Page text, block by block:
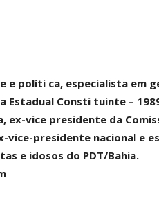
e políti ca, especialista em
Estadual Consti tuinte –
ex-vice presidente da
vice-presidente nacional e
e idosos do PDT/Bahia.